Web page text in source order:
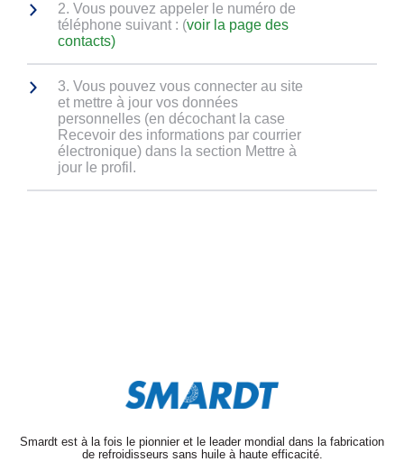
2. Vous pouvez appeler le numéro de
téléphone suivant : (voir la page des
contacts)
3. Vous pouvez vous connecter au site
et mettre à jour vos données
personnelles (en décochant la case
Recevoir des informations par courrier
électronique) dans la section Mettre à
jour le profil.
Smardt est à la fois le pionnier et le leader mondial dans la fabrication
de refroidisseurs sans huile à haute efficacité.